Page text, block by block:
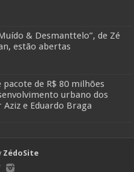
& Desmanttelo”, de Zé
estão abertas
de R$ 80 milhões
urbano dos
e Eduardo Braga
ZédoSite